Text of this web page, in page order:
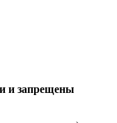
и запрещены